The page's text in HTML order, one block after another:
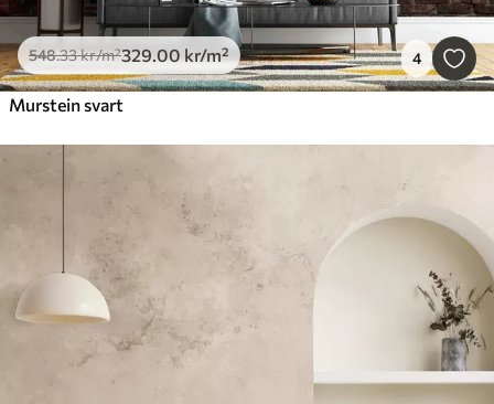
548.33kr/m²329.00 kr/m² 4
Murstein svart